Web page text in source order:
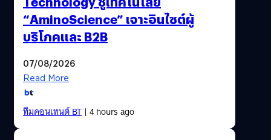
“AminoScience” เจาะอินไซต์ผู้
บริโภคและ B2B
07/08/2026
Read More
ทีมคอนเทนต์ BT| 4 hours ago